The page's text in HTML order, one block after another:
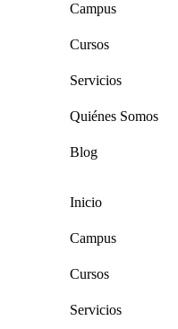
Campus
Cursos
Servicios
Quiénes Somos
Blog
Inicio
Campus
Cursos
Servicios